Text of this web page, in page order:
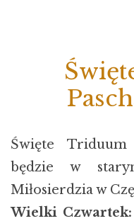
Święte Triduum
będzie w
Miłosierdzia w
Wielki Czwartek: